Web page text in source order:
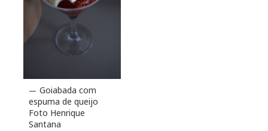
Goiabada com
espuma de queijo
Foto Henrique
Santana